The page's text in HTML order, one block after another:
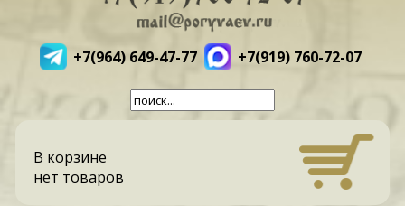
+7(964) 649-47-77 +7(919) 760-72-07
В корзине
нет товаров